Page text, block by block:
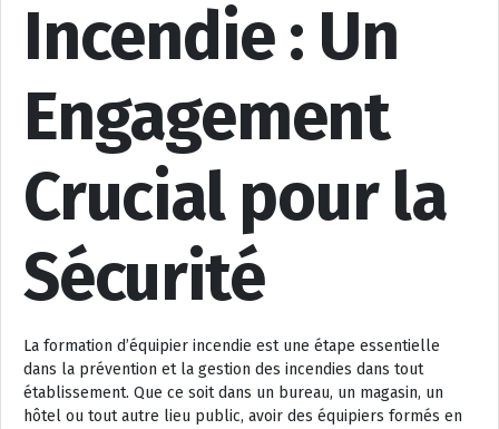
Incendie : Un
Engagement
Crucial pour la
Sécurité
La formation d’équipier incendie est une étape essentielle
dans la prévention et la gestion des incendies dans tout
établissement. Que ce soit dans un bureau, un magasin, un
hôtel ou tout autre lieu public, avoir des équipiers formés en